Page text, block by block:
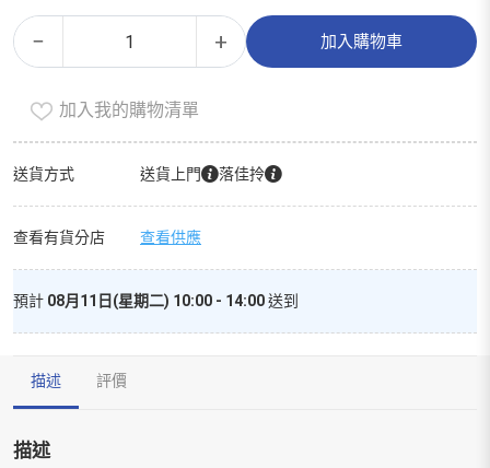
−
香
蔥
腸
(急
數
量
+ 加入購物車
Alternative:
加入我的購物清單
送貨方式 送貨上門 落佳拎
查看有貨分店 查看供應
預計 08月11日(星期二) 10:00 - 14:00送到
描述 評價
描述